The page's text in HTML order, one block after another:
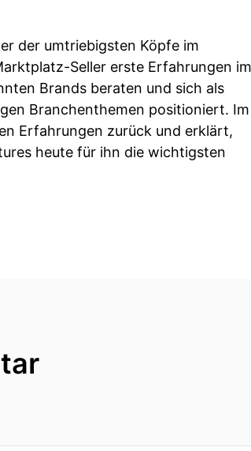
der umtriebigsten Köpfe im
Seller erste Erfahrungen im
Brands beraten und sich als
Branchenthemen positioniert. Im
Erfahrungen zurück und erklärt,
heute für ihn die wichtigsten